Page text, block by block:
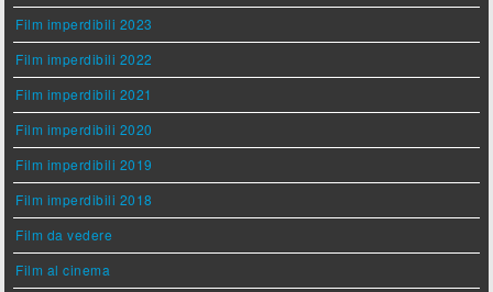
Film imperdibili 2023
Film imperdibili 2022
Film imperdibili 2021
Film imperdibili 2020
Film imperdibili 2019
Film imperdibili 2018
Film da vedere
Film al cinema